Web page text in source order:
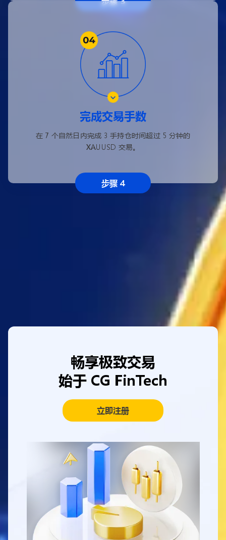
完成交易手数
在 7 个自然日内完成 3 手持仓时间超过 5 分钟的
XAUUSD 交易。
步骤 4
畅享极致交易
始于 CG FinTech
立即注册